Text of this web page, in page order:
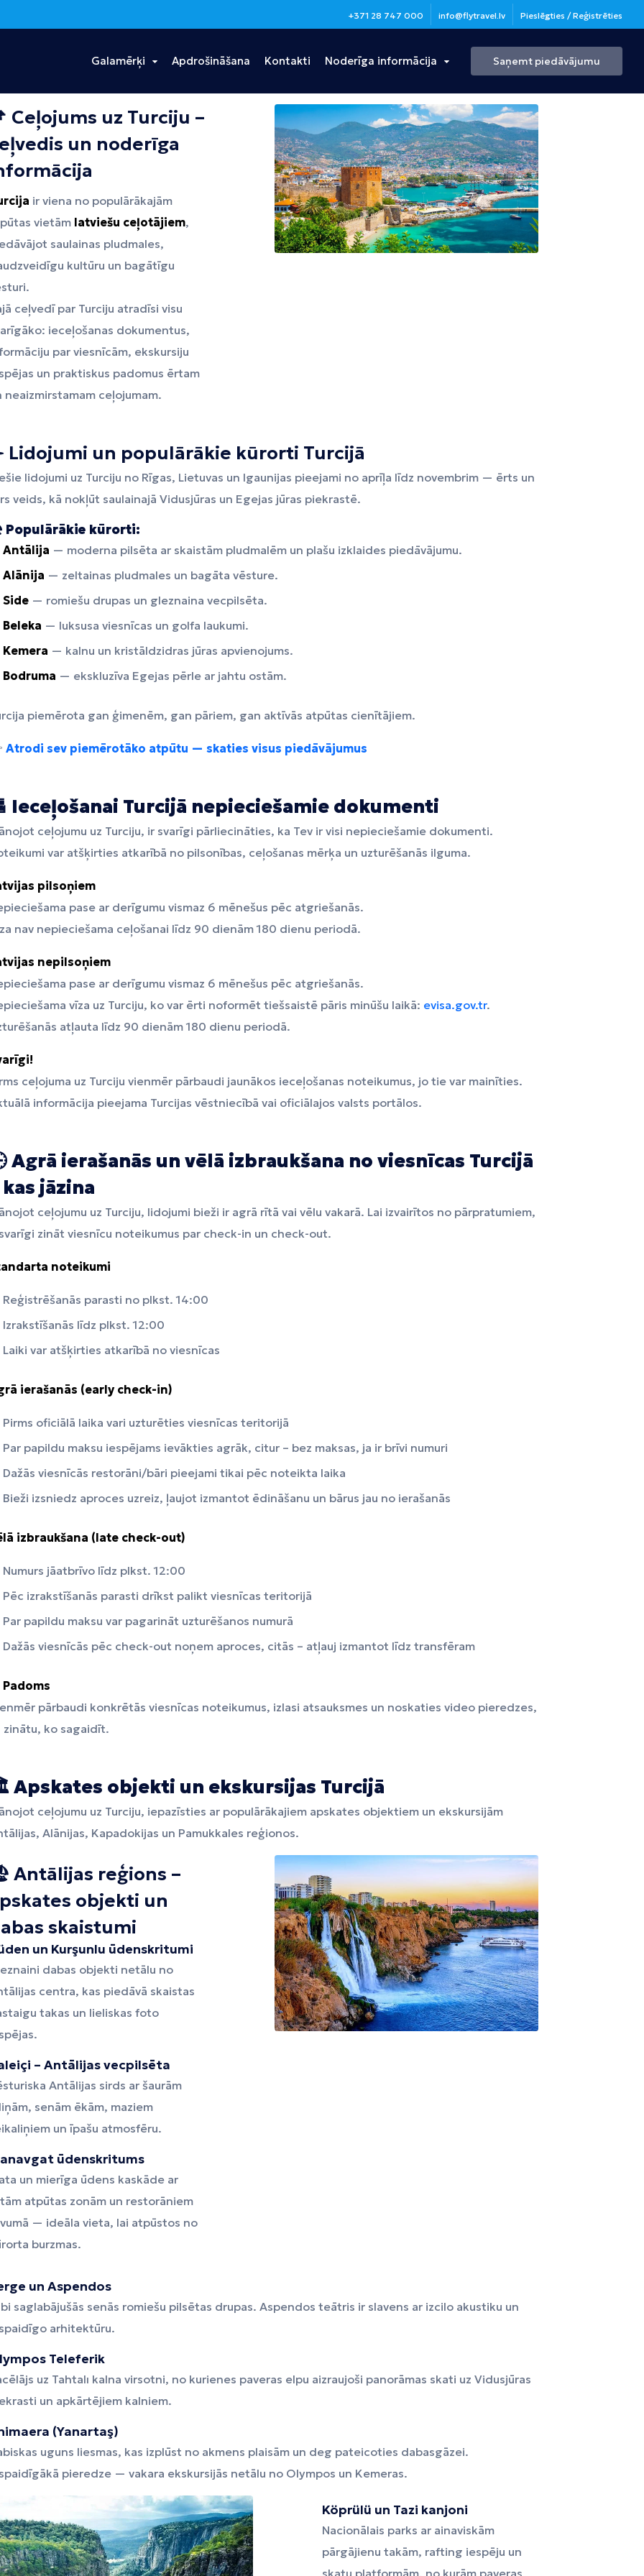
+371 28 747 000 info@flytravel.lv Pieslēgties / Reģistrēties
Galamērķi
Ēģipte
Hurgada
Šarm eš Šeiha
Portugāle
Madeira
Taizeme
Bangkoka
Puketa
Turcija
Antālija
Dominikānas
Republika
Punta Kana
Vjetnama
Hošimina
Tanzānija
Zanzibāra
Bulgārija
Burgasa
Albānija
Tirāna
Apdrošināšana Kontakti Noderīga informācija Saņemt piedāvājumu
Ceļojums uz Turciju –
un noderīga
ir viena no populārākajām
vietām latviešu ceļotājiem,
saulainas pludmales,
kultūru un bagātīgu
ceļvedī par Turciju atradīsi visu
ieceļošanas dokumentus,
par viesnīcām, ekskursiju
un praktiskus padomus ērtam
neaizmirstamam ceļojumam.
Lidojumi un populārākie kūrorti Turcijā
lidojumi uz Turciju no Rīgas, Lietuvas un Igaunijas pieejami no aprīļa līdz novembrim — ērts un
veids, kā nokļūt saulainajā Vidusjūras un Egejas jūras piekrastē.
Populārākie kūrorti:
Antālija — moderna pilsēta ar skaistām pludmalēm un plašu izklaides piedāvājumu.
Alānija — zeltainas pludmales un bagāta vēsture.
Side — romiešu drupas un gleznaina vecpilsēta.
Beleka — luksusa viesnīcas un golfa laukumi.
Kemera — kalnu un kristāldzidras jūras apvienojums.
Bodruma — ekskluzīva Egejas pērle ar jahtu ostām.
piemērota gan ģimenēm, gan pāriem, gan aktīvās atpūtas cienītājiem.
Atrodi sev piemērotāko atpūtu — skaties visus piedāvājumus
Ieceļošanai Turcijā nepieciešamie dokumenti
ceļojumu uz Turciju, ir svarīgi pārliecināties, ka Tev ir visi nepieciešamie dokumenti.
var atšķirties atkarībā no pilsonības, ceļošanas mērķa un uzturēšanās ilguma.
pilsoņiem
pase ar derīgumu vismaz 6 mēnešus pēc atgriešanās.
nav nepieciešama ceļošanai līdz 90 dienām 180 dienu periodā.
nepilsoņiem
pase ar derīgumu vismaz 6 mēnešus pēc atgriešanās.
vīza uz Turciju, ko var ērti noformēt tiešsaistē pāris minūšu laikā: evisa.gov.tr.
atļauta līdz 90 dienām 180 dienu periodā.
ceļojuma uz Turciju vienmēr pārbaudi jaunākos ieceļošanas noteikumus, jo tie var mainīties.
informācija pieejama Turcijas vēstniecībā vai oficiālajos valsts portālos.
Agrā ierašanās un vēlā izbraukšana no viesnīcas Turcijā
kas jāzina
ceļojumu uz Turciju, lidojumi bieži ir agrā rītā vai vēlu vakarā. Lai izvairītos no pārpratumiem,
zināt viesnīcu noteikumus par check-in un check-out.
noteikumi
Reģistrēšanās parasti no plkst. 14:00
Izrakstīšanās līdz plkst. 12:00
Laiki var atšķirties atkarībā no viesnīcas
ierašanās (early check-in)
Pirms oficiālā laika vari uzturēties viesnīcas teritorijā
Par papildu maksu iespējams ievākties agrāk, citur – bez maksas, ja ir brīvi numuri
Dažās viesnīcās restorāni/bāri pieejami tikai pēc noteikta laika
Bieži izsniedz aproces uzreiz, ļaujot izmantot ēdināšanu un bārus jau no ierašanās
izbraukšana (late check-out)
Numurs jāatbrīvo līdz plkst. 12:00
Pēc izrakstīšanās parasti drīkst palikt viesnīcas teritorijā
Par papildu maksu var pagarināt uzturēšanos numurā
Dažās viesnīcās pēc check-out noņem aproces, citās – atļauj izmantot līdz transfēram
Padoms
pārbaudi konkrētās viesnīcas noteikumus, izlasi atsauksmes un noskaties video pieredzes,
zinātu, ko sagaidīt.
Apskates objekti un ekskursijas Turcijā
ceļojumu uz Turciju, iepazīsties ar populārākajiem apskates objektiem un ekskursijām
Alānijas, Kapadokijas un Pamukkales reģionos.
Antālijas reģions –
objekti un
skaistumi
un Kurşunlu ūdenskritumi
dabas objekti netālu no
centra, kas piedāvā skaistas
takas un lieliskas foto
– Antālijas vecpilsēta
Antālijas sirds ar šaurām
senām ēkām, maziem
un īpašu atmosfēru.
ūdenskritums
un mierīga ūdens kaskāde ar
atpūtas zonām un restorāniem
— ideāla vieta, lai atpūstos no
burzmas.
un Aspendos
saglabājušās senās romiešu pilsētas drupas. Aspendos teātris ir slavens ar izcilo akustiku un
arhitektūru.
Teleferik
uz Tahtalı kalna virsotni, no kurienes paveras elpu aizraujoši panorāmas skati uz Vidusjūras
un apkārtējiem kalniem.
(Yanartaş)
uguns liesmas, kas izplūst no akmens plaisām un deg pateicoties dabasgāzei.
pieredze — vakara ekskursijās netālu no Olympos un Kemeras.
Köprülü un Tazi kanjoni
Nacionālais parks ar ainaviskām
pārgājienu takām, rafting iespēju un
skatu platformām, no kurām paveras